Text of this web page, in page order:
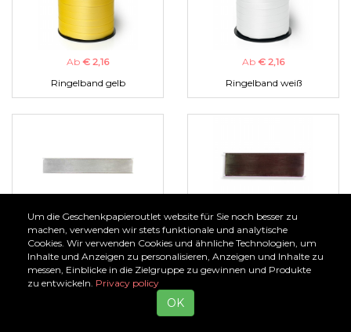
Ab € 2,16
Ringelband gelb
Ab € 2,16
Ringelband weiß
Ab€ 1,00
Organzaband silber
Ab€ 1,00
Organzaband braun
Um die Geschenkpapieroutlet website für Sie noch besser zu
machen, verwenden wir stets funktionale und analytische
Cookies. Wir verwenden Cookies und ähnliche Technologien, um
Inhalte und Anzeigen zu personalisieren, Anzeigen und Inhalte zu
messen, Einblicke in die Zielgruppe zu gewinnen und Produkte
zu entwickeln. Privacy policy
OK